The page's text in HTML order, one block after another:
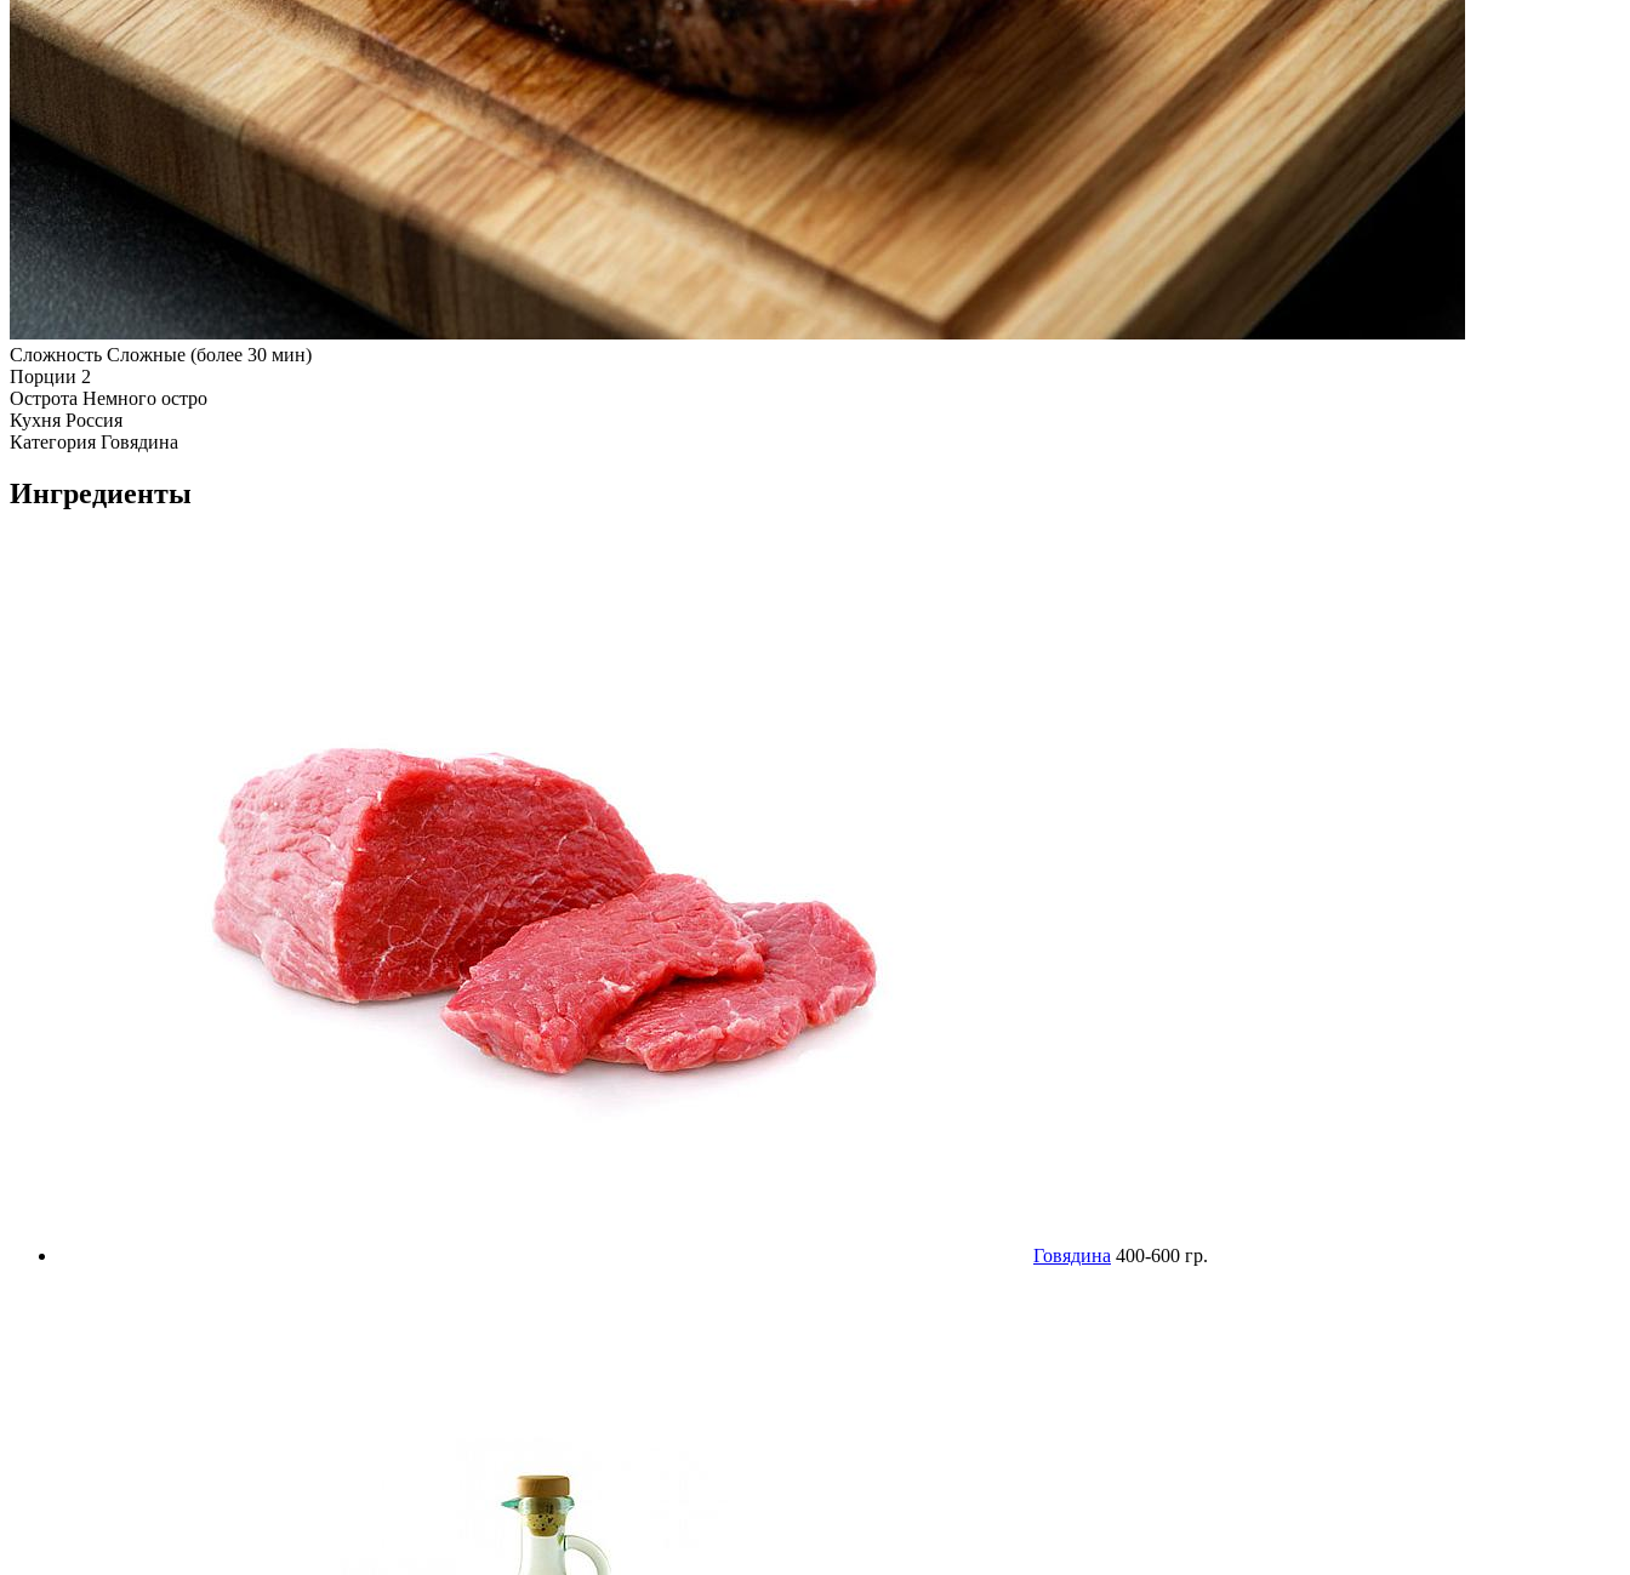
Сложность Сложные (более 30 мин)
Порции 2
Острота Немного остро
Кухня Россия
Категория Говядина
Ингредиенты
Говядина 400-600 гр.